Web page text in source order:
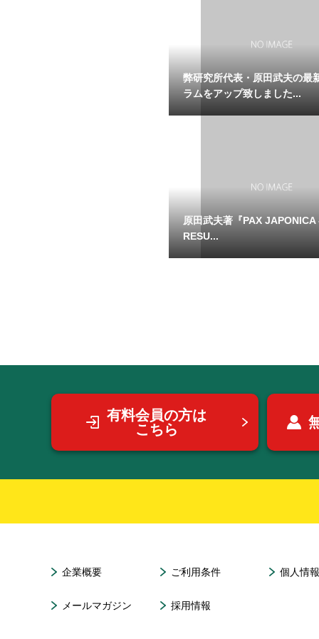
弊研究所代表・原田武夫の最
ラムをアップ致しました...
原田武夫著『PAX JAPONICA
RESU...
有料会員の方は
こちら
企業概要 ご利用条件 個人情
メールマガジン 採用情報